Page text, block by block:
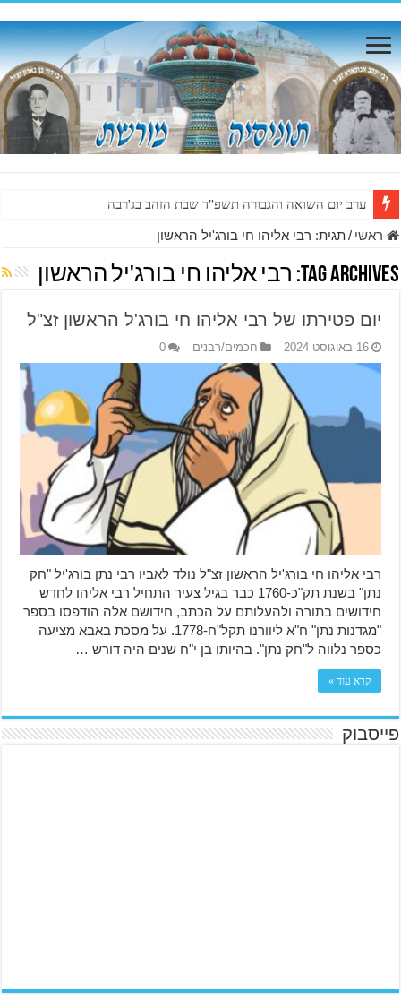
ערב יום השואה והגבורה תשפ"ד שבת הזהב בג'רבה
ראשי /תגית: רבי אליהו חי בורג'יל הראשון
Tag Archives: רבי אליהו חי בורג'יל הראשון
יום פטירתו של רבי אליהו חי בורג'ל הראשון זצ"ל
16 באוגוסט 2024 חכמים/רבנים 0
רבי אליהו חי בורג'יל הראשון זצ"ל נולד לאביו רבי נתן בורג'יל "חק
נתן" בשנת תק"כ-1760 כבר בגיל צעיר התחיל רבי אליהו לחדש
חידושים בתורה ולהעלותם על הכתב, חידושם אלה הודפסו בספר
"מגדנות נתן" ח"א ליוורנו תקל"ח-1778. על מסכת באבא מציעה
כספר נלווה ל"חק נתן". בהיותו בן י"ח שנים היה דורש …
קרא עוד »
פייסבוק